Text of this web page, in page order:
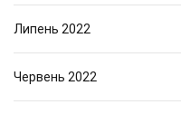
Липень 2022
Червень 2022